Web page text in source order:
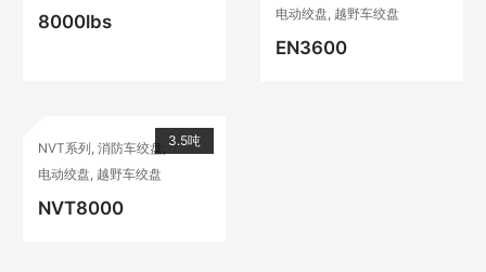
8000lbs
电动绞盘, 越野车绞盘
EN3600
3.5吨
NVT系列, 消防车绞盘
电动绞盘, 越野车绞盘
NVT8000